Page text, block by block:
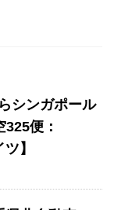
シンガポール
便：
】